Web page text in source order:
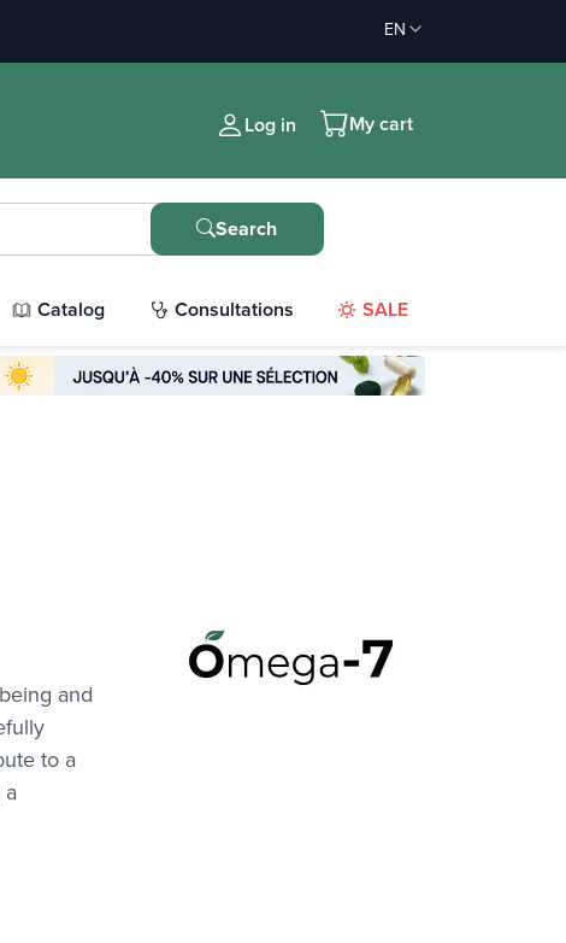
EN
Log in My cart
Search
Catalog Consultations SALE
and
to a